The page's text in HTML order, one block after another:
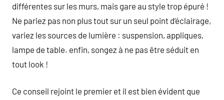
différentes sur les murs, mais gare au style trop épuré !
Ne pariez pas non plus tout sur un seul point d’éclairage,
variez les sources de lumière : suspension, appliques,
lampe de table. enfin, songez à ne pas être séduit en
tout look !
Ce conseil rejoint le premier et il est bien évident que